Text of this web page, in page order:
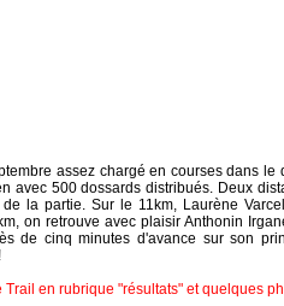
assez chargé en courses dans le
avec 500 dossards distribués. Deux
la partie. Sur le 11km, Laurène
on retrouve avec plaisir Anthonin
de cinq minutes d'avance sur son
en rubrique "résultats" et quelques